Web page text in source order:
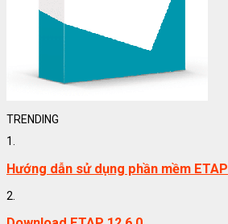
TRENDING
1.
Hướng dẫn sử dụng phần mềm ETAP
2.